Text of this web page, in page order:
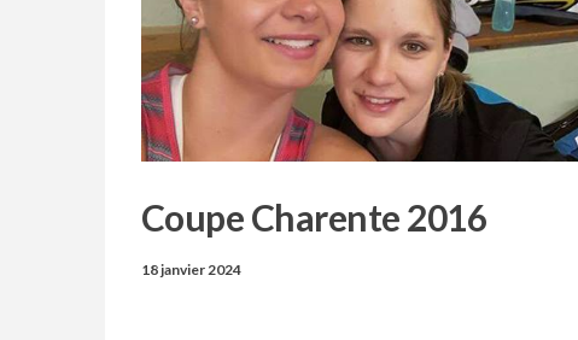
Coupe Charente 2016
18 janvier 2024